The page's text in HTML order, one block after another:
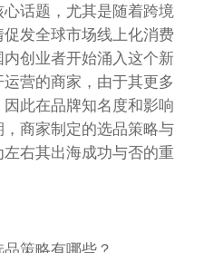
话题，尤其是随着跨境
发全球市场线上化消费
创业者开始涌入这个新
营的商家，由于其更多
此在品牌知名度和影响
商家制定的选品策略与
右其出海成功与否的重
策略有哪些？